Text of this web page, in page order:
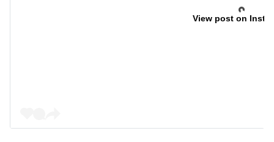
View post on